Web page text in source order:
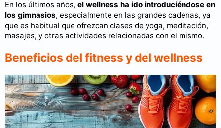
En los últimos años, el wellness ha ido introduciéndose en
los gimnasios, especialmente en las grandes cadenas, ya
que es habitual que ofrezcan clases de yoga, meditación,
masajes, y otras actividades relacionadas con el mismo.
Beneficios del fitness y del wellness